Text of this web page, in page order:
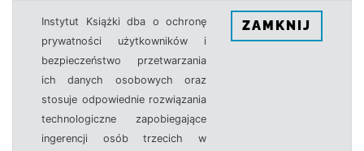
Instytut Książki dba o ochronę
prywatności użytkowników i
bezpieczeństwo przetwarzania
ich danych osobowych oraz
stosuje odpowiednie rozwiązania
technologiczne zapobiegające
ingerencji osób trzecich w
ZAMKNIJ